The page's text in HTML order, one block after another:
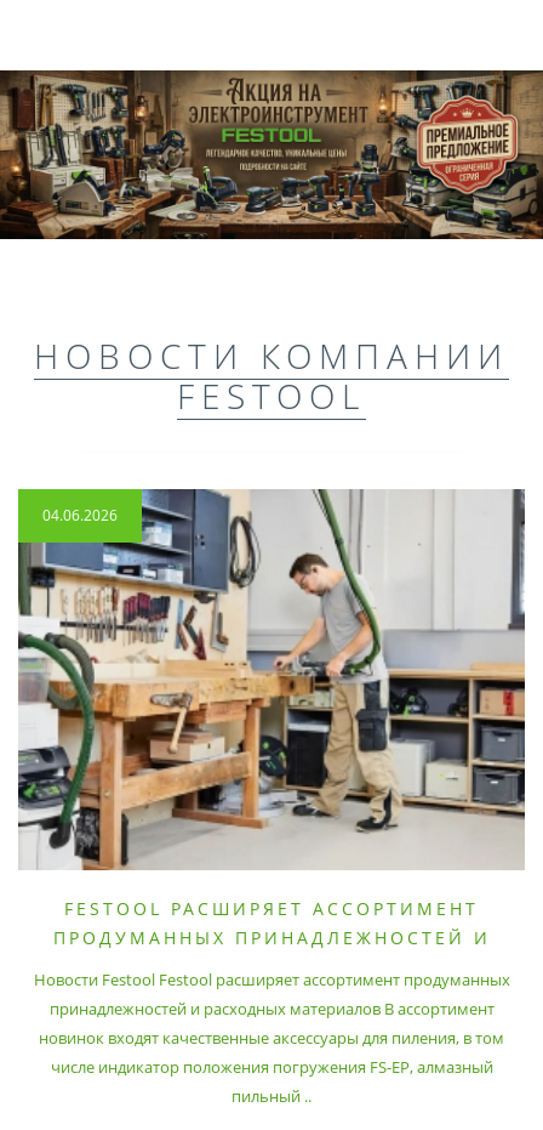
НОВОСТИ КОМПАНИИ
FESTOOL
04.06.2026
FESTOOL РАСШИРЯЕТ АССОРТИМЕНТ
ПРОДУМАННЫХ ПРИНАДЛЕЖНОСТЕЙ И
Новости Festool Festool расширяет ассортимент продуманных
принадлежностей и расходных материалов В ассортимент
новинок входят качественные аксессуары для пиления, в том
числе индикатор положения погружения FS-EP, алмазный
пильный ..